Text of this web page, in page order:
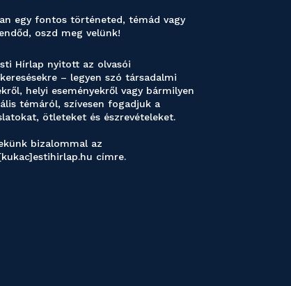
egy fontos történeted, témád vagy
oszd meg velünk!
Hírlap nyitott az olvasói
– legyen szó társadalmi
helyi eseményekről vagy bármilyen
témáról, szívesen fogadjuk a
ötleteket és észrevételeket.
bizalommal az
címre.